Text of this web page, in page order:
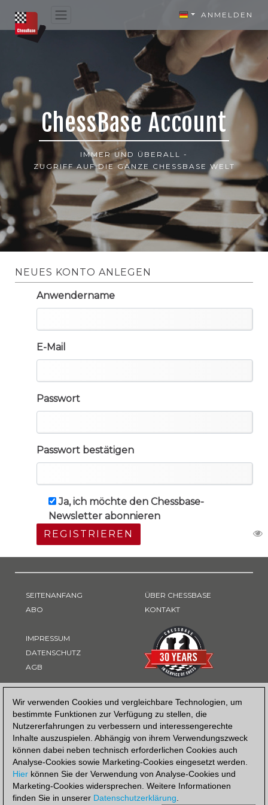
Wir verwenden Cookies und vergleichbare Technologien, um
bestimmte Funktionen zur Verfügung zu stellen, die
Nutzererfahrungen zu verbessern und interessengerechte
Inhalte auszuspielen. Abhängig von ihrem Verwendungszweck
können dabei neben technisch erforderlichen Cookies auch
Analyse-Cookies sowie Marketing-Cookies eingesetzt werden.
Hier können Sie der Verwendung von Analyse-Cookies und
Marketing-Cookies widersprechen. Weitere Informationen
finden Sie in unserer Datenschutzerklärung.
ANMELDEN
ChessBase Account
IMMER UND ÜBERALL -
ZUGRIFF AUF DIE GANZE CHESSBASE WELT
NEUES KONTO ANLEGEN
Anwendername
E-Mail
Passwort
Passwort bestätigen
Ja, ich möchte den Chessbase-
Newsletter abonnieren
REGISTRIEREN
SEITENANFANG
ABO
IMPRESSUM
DATENSCHUTZ
AGB
ÜBER CHESSBASE
KONTAKT
ZAHLUNGSART